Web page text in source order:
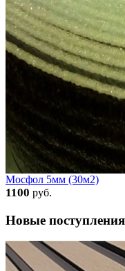
Мосфол 5мм (30м2)
1100 руб.
Новые поступления